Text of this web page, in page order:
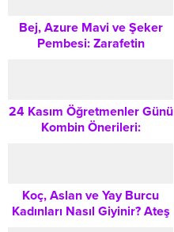
Bej, Azure Mavi ve Şeker
Pembesi: Zarafetin
24 Kasım Öğretmenler Günü
Kombin Önerileri:
Koç, Aslan ve Yay Burcu
Kadınları Nasıl Giyinir? Ateş